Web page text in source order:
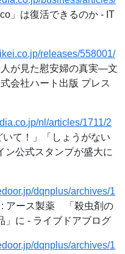
」は復活できるのか - IT
releases/558001/
が見た慰安婦の真実―文
会社ハート出版 プレス
nl/articles/1711/2
て！」「しょうがない
公式スタンプが盛大に
dqnplus/archives/1
アース製薬 「殺虫剤の
に - ライブドアブログ
dqnplus/archives/1